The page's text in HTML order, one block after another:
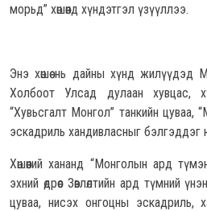
морьд” хөшөөнд хүндэтгэл үзүүллээ.
Энэ хөшөө нь дайны хүнд жилүүдэд
Холбоот Улсад дулаан хувцас,
“Хувьсгалт Монгол” танкийн цуваа,
эскадриль хандивласныг бэлгэддэг
Хөшөөний хананд “Монголын ард
эхний өдрөөс Зөвлөлтийн ард түмний
цуваа, нисэх онгоцны эскадриль,